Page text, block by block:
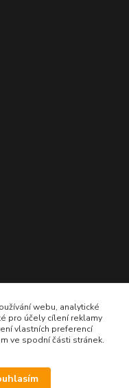
webu, analytické
pro účely cílení reklamy
vlastních preferencí
ve spodní části stránek.